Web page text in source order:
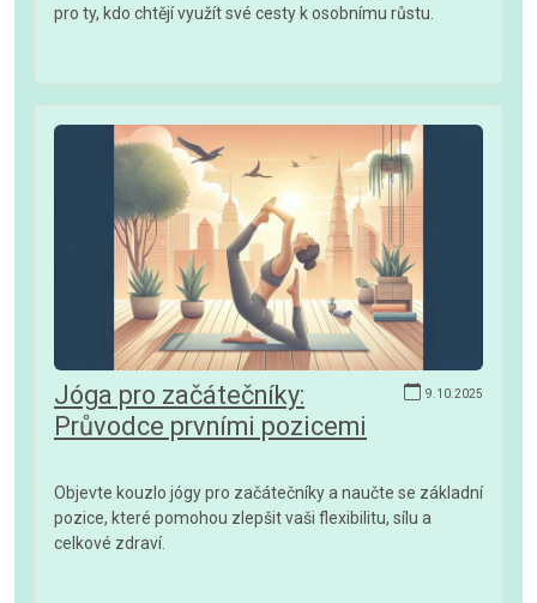
pro ty, kdo chtějí využít své cesty k osobnímu růstu.
9.10.2025
Jóga pro začátečníky:
Průvodce prvními pozicemi
Objevte kouzlo jógy pro začátečníky a naučte se základní
pozice, které pomohou zlepšit vaši flexibilitu, sílu a
celkové zdraví.